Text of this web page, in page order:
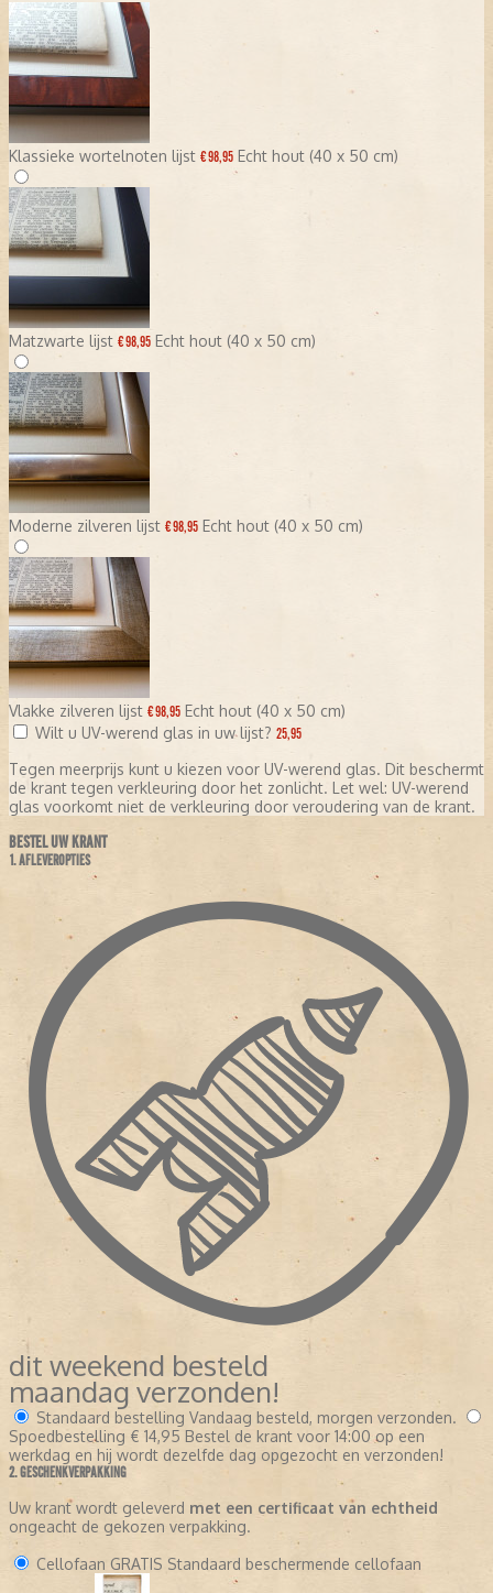
Klassieke wortelnoten lijst € 98,95 Echt hout (40 x 50 cm)
Matzwarte lijst € 98,95 Echt hout (40 x 50 cm)
Moderne zilveren lijst € 98,95 Echt hout (40 x 50 cm)
Vlakke zilveren lijst € 98,95 Echt hout (40 x 50 cm)
Wilt u UV-werend glas in uw lijst? 25,95
Tegen meerprijs kunt u kiezen voor UV-werend glas. Dit beschermt
de krant tegen verkleuring door het zonlicht. Let wel: UV-werend
glas voorkomt niet de verkleuring door veroudering van de krant.
BESTEL UW KRANT
1. AFLEVEROPTIES
dit weekend besteld
maandag verzonden!
Standaard bestelling Vandaag besteld, morgen verzonden.
Spoedbestelling € 14,95 Bestel de krant voor 14:00 op een
werkdag en hij wordt dezelfde dag opgezocht en verzonden!
2. GESCHENKVERPAKKING
Uw krant wordt geleverd met een certificaat van echtheid
ongeacht de gekozen verpakking.
Cellofaan GRATIS Standaard beschermende cellofaan